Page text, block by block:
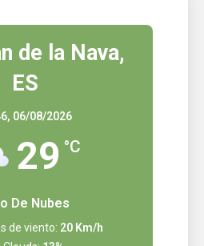
de la Nava,
ES
06/08/2026
29 °C
De Nubes
de viento: 20 Km/h